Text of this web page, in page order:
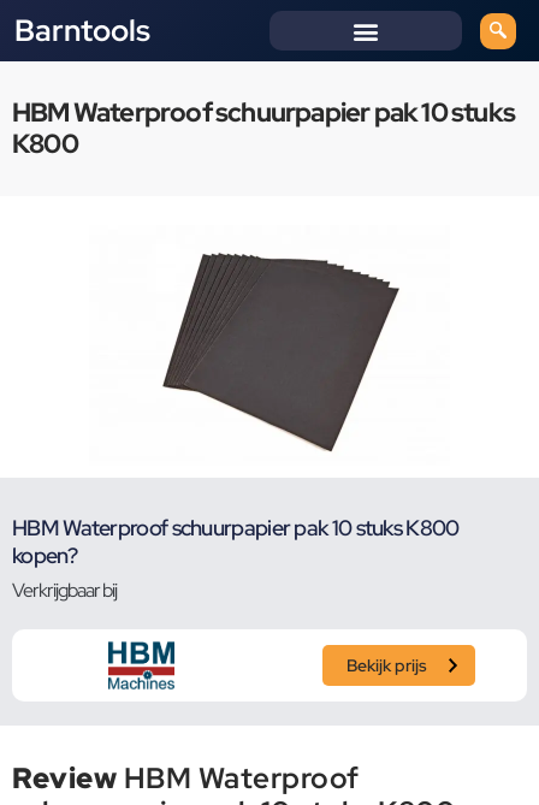
Barntools
HBM Waterproof schuurpapier pak 10 stuks
K800
HBM Waterproof schuurpapier pak 10 stuks K800
kopen?
Verkrijgbaar bij
Bekijk prijs
Review HBM Waterproof